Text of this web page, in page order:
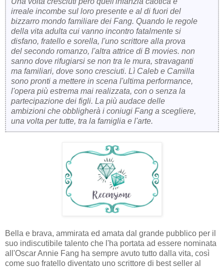
irreale incombe sul loro presente e al di fuori del
bizzarro mondo familiare dei Fang. Quando le regole
della vita adulta cui vanno incontro fatalmente si
disfano, fratello e sorella, l'uno scrittore alla prova
del secondo romanzo, l'altra attrice di B movies. non
sanno dove rifugiarsi se non tra le mura, stravaganti
ma familiari, dove sono cresciuti. Lì Caleb e Camilla
sono pronti a mettere in scena l'ultima performance,
l'opera più estrema mai realizzata, con o senza la
partecipazione dei figli. La più audace delle
ambizioni che obbligherà i coniugi Fang a scegliere,
una volta per tutte, tra la famiglia e l'arte.
Bella e brava, ammirata ed amata dal grande pubblico per il
suo indiscutibile talento che l'ha portata ad essere nominata
all'Oscar Annie Fang ha sempre avuto tutto dalla vita, così
come suo fratello diventato uno scrittore di best seller al